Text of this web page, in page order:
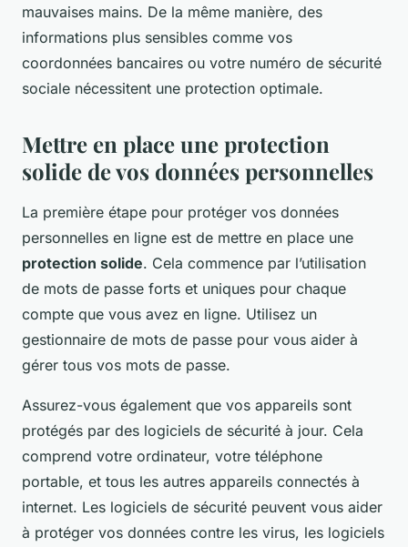
mauvaises mains. De la même manière, des
informations plus sensibles comme vos
coordonnées bancaires ou votre numéro de sécurité
sociale nécessitent une protection optimale.
Mettre en place une protection
solide de vos données personnelles
La première étape pour protéger vos données
personnelles en ligne est de mettre en place une
protection solide. Cela commence par l’utilisation
de mots de passe forts et uniques pour chaque
compte que vous avez en ligne. Utilisez un
gestionnaire de mots de passe pour vous aider à
gérer tous vos mots de passe.
Assurez-vous également que vos appareils sont
protégés par des logiciels de sécurité à jour. Cela
comprend votre ordinateur, votre téléphone
portable, et tous les autres appareils connectés à
internet. Les logiciels de sécurité peuvent vous aider
à protéger vos données contre les virus, les logiciels